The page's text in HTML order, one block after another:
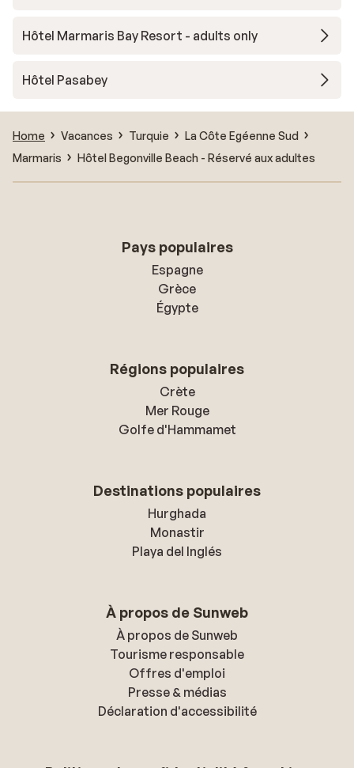
Hôtel Marmaris Bay Resort - adults only
Hôtel Pasabey
Home Vacances Turquie
La Côte Egéenne Sud
Marmaris
Hôtel Begonville Beach - Réservé aux adultes
Pays populaires
Espagne
Grèce
Égypte
Régions populaires
Crète
Mer Rouge
Golfe d'Hammamet
Destinations populaires
Hurghada
Monastir
Playa del Inglés
À propos de Sunweb
À propos de Sunweb
Tourisme responsable
Offres d'emploi
Presse & médias
Déclaration d'accessibilité